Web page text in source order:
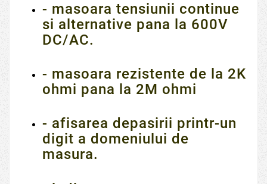
- masoara tensiunii continue
si alternative pana la 600V
DC/AC.
- masoara rezistente de la 2K
ohmi pana la 2M ohmi
- afisarea depasirii printr-un
digit a domeniului de
masura.